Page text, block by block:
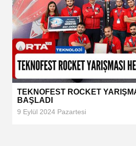
TEKNOFEST ROCKET
BAŞLADI
9 Eylül 2024 Pazartesi